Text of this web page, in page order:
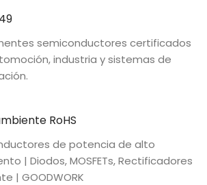
semiconductores certificados
industria y sistemas de
RoHS
de potencia de alto
| Diodos, MOSFETs, Rectificadores
| GOODWORK